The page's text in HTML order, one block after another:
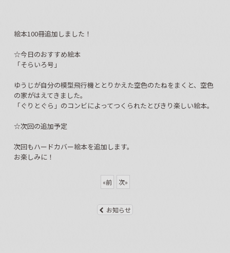
絵本100冊追加しました！
☆今日のおすすめ絵本
「そらいろ号」
ゆうじが自分の模型飛行機ととりかえた空色のたねをまくと、空色
の家がはえてきました。
「ぐりとぐら」のコンビによってつくられたとびきり楽しい絵本。
☆次回の追加予定
次回もハードカバー絵本を追加します。
お楽しみに！
«前 次»
お知らせ